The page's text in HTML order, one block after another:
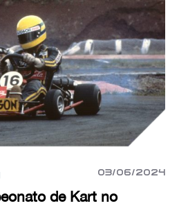
03/06/2024
de Kart no